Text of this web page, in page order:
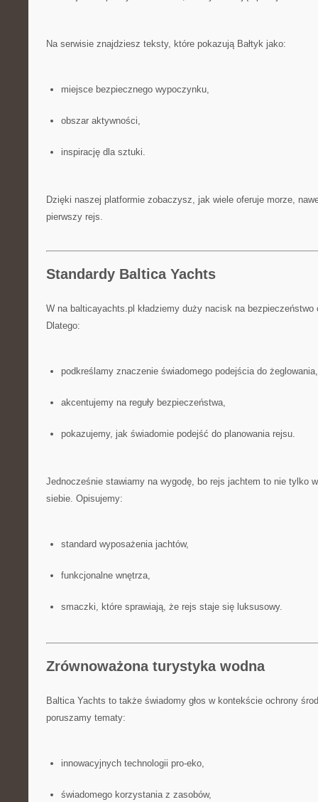
Na serwisie znajdziesz teksty, które pokazują Bałtyk jako:
miejsce bezpiecznego wypoczynku,
obszar aktywności,
inspirację dla sztuki.
Dzięki naszej platformie zobaczysz, jak wiele oferuje morze,
pierwszy rejs.
Standardy Baltica Yachts
W na balticayachts.pl kładziemy duży nacisk na bezpieczeństwo
Dlatego:
podkreślamy znaczenie świadomego podejścia do żeglowania,
akcentujemy na reguły bezpieczeństwa,
pokazujemy, jak świadomie podejść do planowania rejsu.
Jednocześnie stawiamy na wygodę, bo rejs jachtem to nie tylko
siebie. Opisujemy:
standard wyposażenia jachtów,
funkcjonalne wnętrza,
smaczki, które sprawiają, że rejs staje się luksusowy.
Zrównoważona turystyka wodna
Baltica Yachts to także świadomy głos w kontekście ochrony
poruszamy tematy:
innowacyjnych technologii pro-eko,
świadomego korzystania z zasobów,